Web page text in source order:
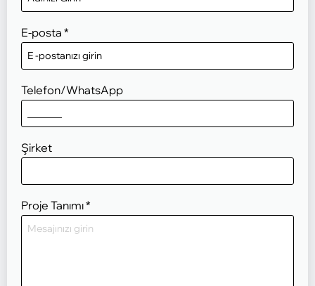
E-posta *
Telefon/WhatsApp
Şirket
Proje Tanımı*